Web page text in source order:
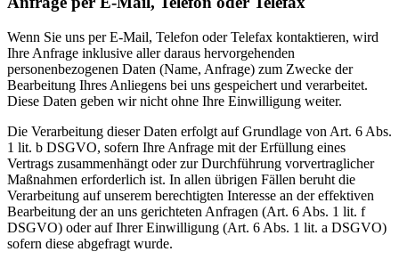
Wenn Sie uns per E-Mail, Telefon oder Telefax kontaktieren, wird
Ihre Anfrage inklusive aller daraus hervorgehenden
personenbezogenen Daten (Name, Anfrage) zum Zwecke der
Bearbeitung Ihres Anliegens bei uns gespeichert und verarbeitet.
Diese Daten geben wir nicht ohne Ihre Einwilligung weiter.
Die Verarbeitung dieser Daten erfolgt auf Grundlage von Art. 6 Abs.
1 lit. b DSGVO, sofern Ihre Anfrage mit der Erfüllung eines
Vertrags zusammenhängt oder zur Durchführung vorvertraglicher
Maßnahmen erforderlich ist. In allen übrigen Fällen beruht die
Verarbeitung auf unserem berechtigten Interesse an der effektiven
Bearbeitung der an uns gerichteten Anfragen (Art. 6 Abs. 1 lit. f
DSGVO) oder auf Ihrer Einwilligung (Art. 6 Abs. 1 lit. a DSGVO)
sofern diese abgefragt wurde.